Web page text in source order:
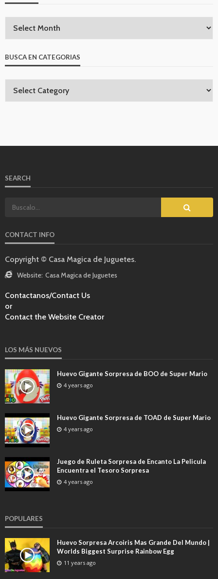
BUSCA EN CATEGORIAS
SEARCH
CONTACT INFO
Copyright © Casa Magica de Juguetes.
Website: Casa Magica de Juguetes
Contactanos/Contact Us
or
Contact the Website Creator
LOS MÁS NUEVOS
Huevo Gigante Sorpresa de BOO de Super Mario
4 years ago
Huevo Gigante Sorpresa de TOAD de Super Mario
4 years ago
Juego de Ruleta Sorpresa de Encanto La Pelicula
Encuentra el Tesoro Sorpresa
4 years ago
POPULARES
Huevo Sorpresa Arcoiris Mas Grande Del Mundo |
Worlds Biggest Surprise Rainbow Egg
11 years ago